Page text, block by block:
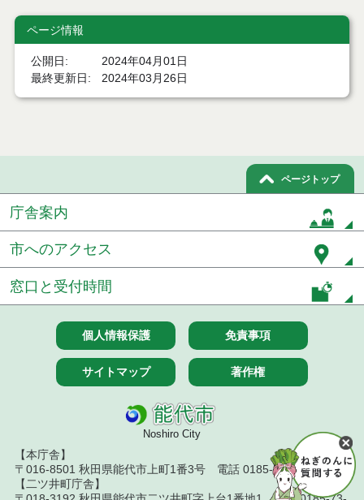
ページ情報
公開日
2024年04月01日
最終更新日
2024年03月26日
ページトップ
庁舎案内
市へのアクセス
窓口と受付時間
個人情報保護 免責事項
サイトマップ 著作権
Noshiro City
【本庁舎】
〒016-8501 秋田県能代市上町1番3号 電話 0185-52-2111
【二ツ井町庁舎】